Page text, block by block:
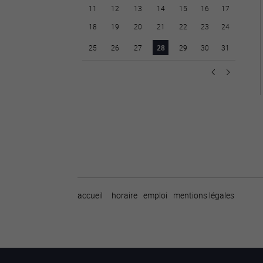
11
12 13 14 15 16
17
18
19 20 21 22 23 24
25 26 27 28 29 30 31
accueil horaire emploi mentions légales